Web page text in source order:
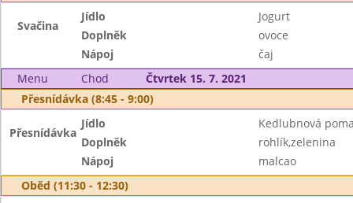
Svačina
Jídlo
Jogurt
Doplněk
ovoce
Nápoj
čaj
Menu
Chod
Čtvrtek 15. 7. 2021
Přesnídávka (8:45 - 9:00)
Přesnídávka
Jídlo
Kedlubnová
Doplněk
rohlík,zelenina
Nápoj
malcao
Oběd (11:30 - 12:30)